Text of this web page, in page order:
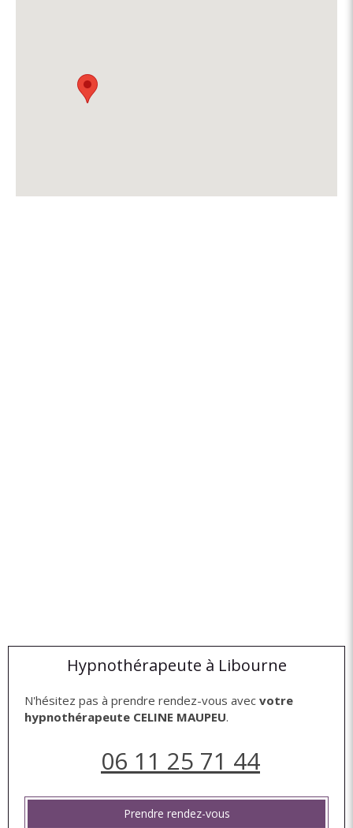
Hypnothérapeute à Libourne
N'hésitez pas à prendre rendez-vous avec votre
hypnothérapeute CELINE MAUPEU.
06 11 25 71 44
Prendre rendez-vous